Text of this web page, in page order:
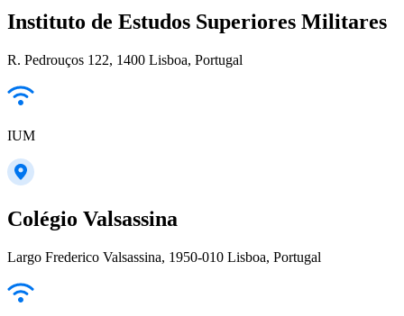
Instituto de Estudos Superiores Militares
R. Pedrouços 122, 1400 Lisboa, Portugal
IUM
Colégio Valsassina
Largo Frederico Valsassina, 1950-010 Lisboa, Portugal